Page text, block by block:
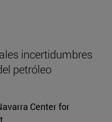
incertidumbres
petróleo
Center for